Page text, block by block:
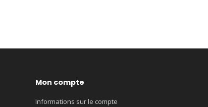
Mon compte
Informations sur le compte